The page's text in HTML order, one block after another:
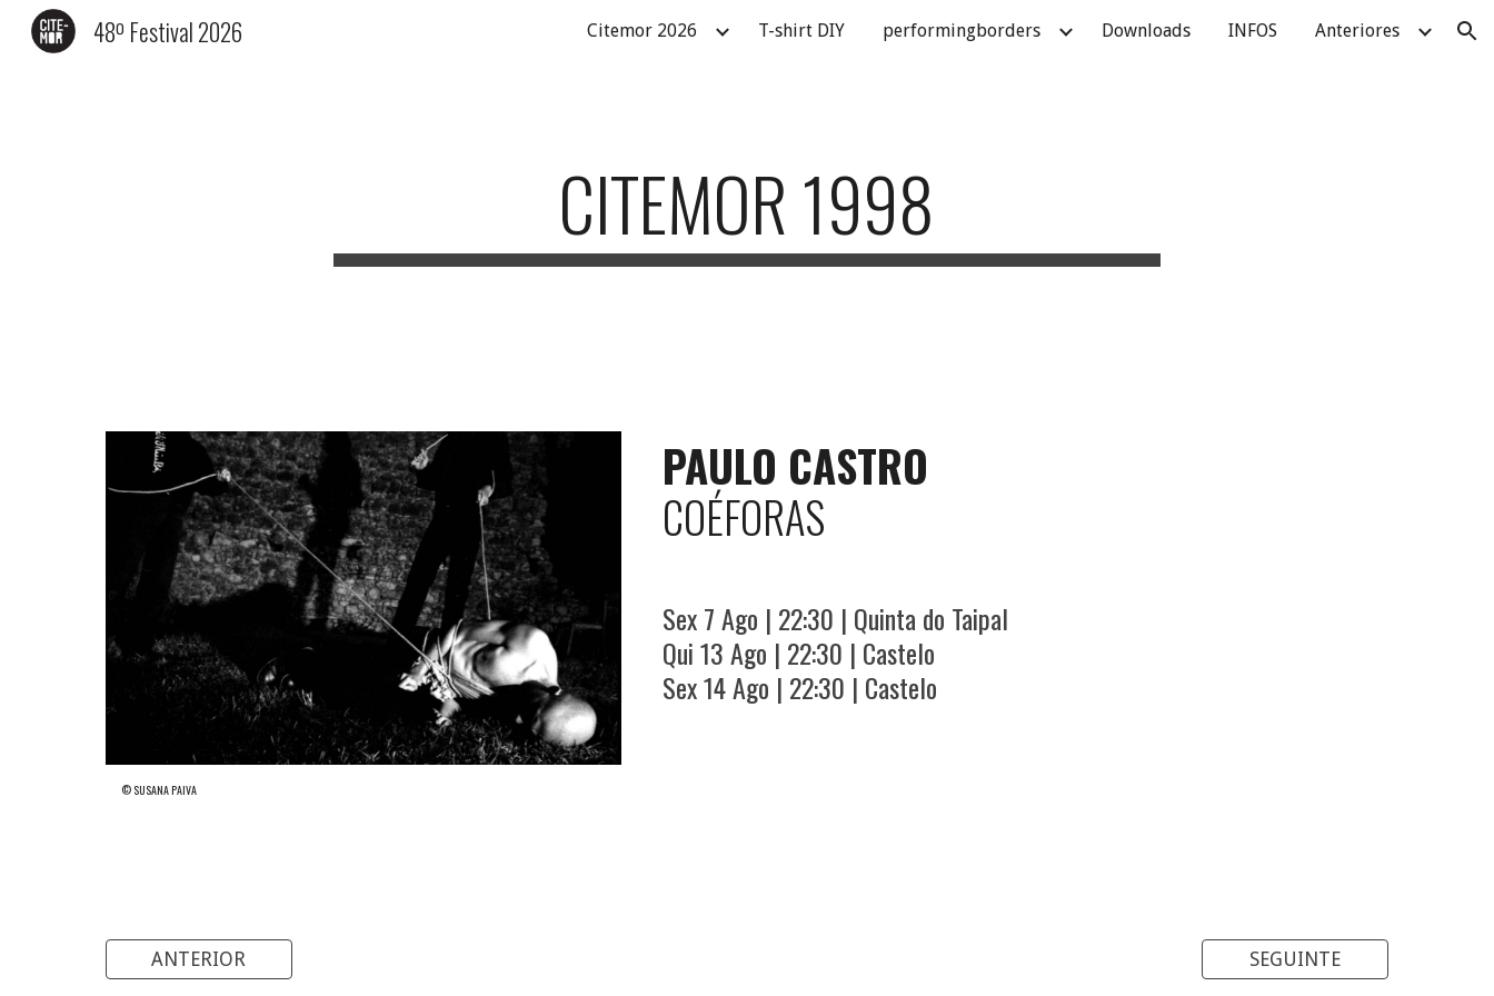
Skip to main content Skip to navigation
48º Festival 2026 Citemor 2026 T-shirt DIY performingborders Downloads INFOS Anteriores
CITEMOR 1998
© SUSANA PAIVA
PAULO CASTRO
COÉFORAS
Sex7 Ago | 22:30 | Quinta do Taipal
Qui13Ago | 22:30 | Castelo
Sex14Ago | 22:30 | Castelo
ANTERIOR SEGUINTE